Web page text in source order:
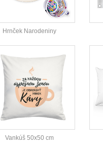
Hrnček Narodeniny
Vankúš 50x50 cm